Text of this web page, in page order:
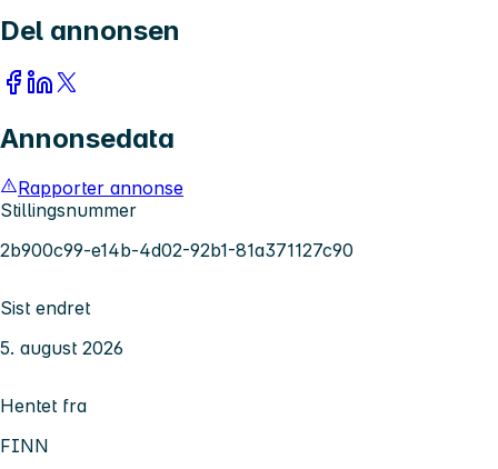
Del annonsen
Annonsedata
Rapporter annonse
Stillingsnummer
2b900c99-e14b-4d02-92b1-81a371127c90
Sist endret
5. august 2026
Hentet fra
FINN